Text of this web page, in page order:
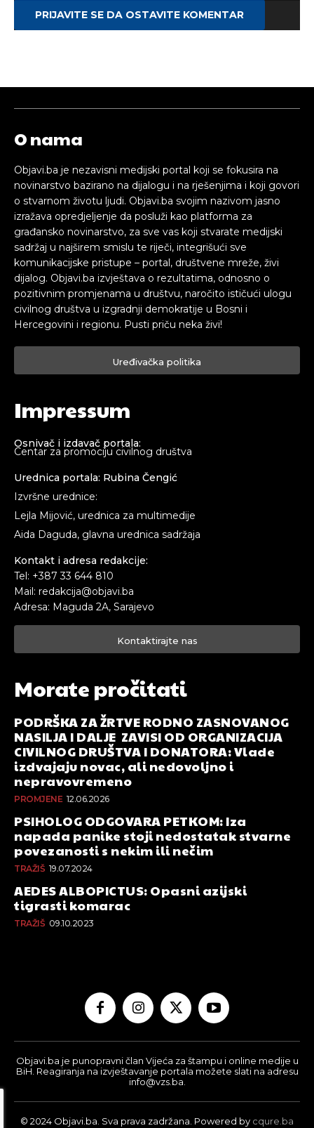
PRIJAVITE SE DA OSTAVITE KOMENTAR
O nama
Objavi.ba je nezavisni medijski portal koji se fokusira na
novinarstvo bazirano na dijalogu i na rješenjima i koji govori
o stvarnom životu ljudi. Objavi.ba svojim nazivom jasno
izražava opredjeljenje da posluži kao platforma za
građansko novinarstvo, za sve vas koji stvarate medijski
sadržaj u najširem smislu te riječi, integrišući sve
komunikacijske pristupe – portal, društvene mreže, živi
dijalog. Objavi.ba izvještava o rezultatima, odnosno o
pozitivnim promjenama u društvu, naročito ističući ulogu
civilnog društva u izgradnji demokratije u Bosni i
Hercegovini i regionu. Pusti priču neka živi!
Uređivačka politika
Impressum
Osnivač i izdavač portala:
Centar za promociju civilnog društva
Urednica portala: Rubina Čengić
Izvršne urednice:
Lejla Mijović, urednica za multimedije
Aida Daguda, glavna urednica sadržaja
Kontakt i adresa redakcije:
Tel: +387 33 644 810
Mail: redakcija@objavi.ba
Adresa: Maguda 2A, Sarajevo
Kontaktirajte nas
Morate pročitati
PODRŠKA ZA ŽRTVE RODNO ZASNOVANOG
NASILJA I DALJE ZAVISI OD ORGANIZACIJA
CIVILNOG DRUŠTVA I DONATORA: Vlade
izdvajaju novac, ali nedovoljno i
nepravovremeno
PROMJENE 12.06.2026
PSIHOLOG ODGOVARA PETKOM: Iza
napada panike stoji nedostatak stvarne
povezanosti s nekim ili nečim
TRAŽIŠ 19.07.2024
AEDES ALBOPICTUS: Opasni azijski
tigrasti komarac
TRAŽIŠ 09.10.2023
Objavi.ba je punopravni član Vijeća za štampu i online medije u
BiH. Reagiranja na izvještavanje portala možete slati na adresu
info@vzs.ba.
© 2024 Objavi.ba. Sva prava zadržana. Powered by cqure.ba